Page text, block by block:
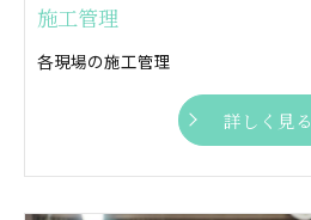
施工管理
各現場の施工管理
詳しく見る